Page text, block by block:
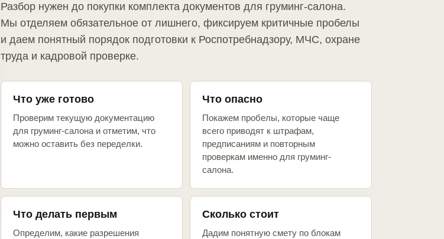
Разбор нужен до покупки комплекта документов для груминг-салона.
Мы отделяем обязательное от лишнего, фиксируем критичные пробелы
и даем понятный порядок подготовки к Роспотребнадзору, МЧС, охране
труда и кадровой проверке.
Что уже готово
Проверим текущую документацию
для груминг-салона и отметим, что
можно оставить без переделки.
Что опасно
Покажем пробелы, которые чаще
всего приводят к штрафам,
предписаниям и повторным
проверкам именно для груминг-
салона.
Что делать первым
Определим, какие разрешения
Сколько стоит
Дадим понятную смету по блокам